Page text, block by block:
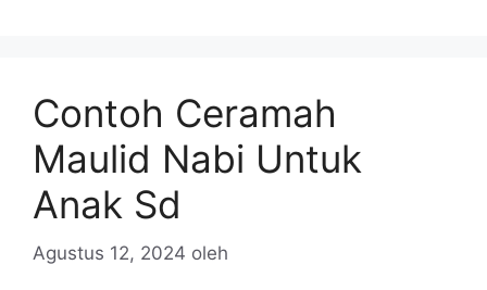
Contoh Ceramah
Maulid Nabi Untuk
Anak Sd
Agustus 12, 2024 oleh